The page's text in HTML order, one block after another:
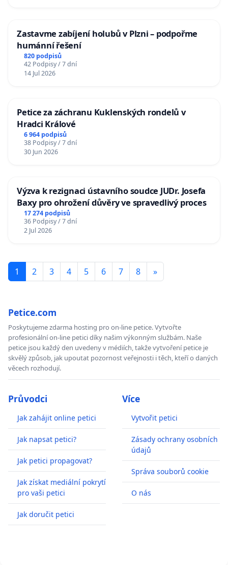
Zastavme zabíjení holubů v Plzni – podpořme
humánní řešení
820 podpisů
42 Podpisy / 7 dní
14 Jul 2026
Petice za záchranu Kuklenských rondelů v
Hradci Králové
6 964 podpisů
38 Podpisy / 7 dní
30 Jun 2026
Výzva k rezignaci ústavního soudce JUDr. Josefa
Baxy pro ohrožení důvěry ve spravedlivý proces
17 274 podpisů
36 Podpisy / 7 dní
2 Jul 2026
1 2 3 4 5 6 7 8 »
Petice.com
Poskytujeme zdarma hosting pro on-line petice. Vytvořte
profesionální on-line petici díky našim výkonným službám. Naše
petice jsou každý den uvedeny v médiích, takže vytvoření petice je
skvělý způsob, jak upoutat pozornost veřejnosti i těch, kteří o daných
věcech rozhodují.
Průvodci
Jak zahájit online petici
Jak napsat petici?
Jak petici propagovat?
Jak získat mediální pokrytí
pro vaši petici
Jak doručit petici
Více
Vytvořit petici
Zásady ochrany osobních
údajů
Správa souborů cookie
O nás